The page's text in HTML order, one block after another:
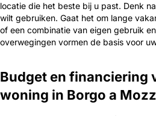
locatie die het beste bij u past. Denk
wilt gebruiken. Gaat het om lange
of een combinatie van eigen gebruik
overwegingen vormen de basis voor
Budget en financiering
woning in Borgo a